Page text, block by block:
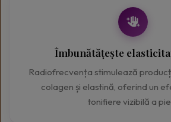
Îmbunătățește
Radiofrecvența stimulează
colagen și elastină, oferind un
tonifiere vizibilă a